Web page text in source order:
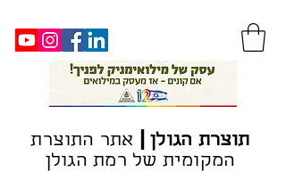
תוצרת הגולן
אתר התוצרת
המקומית של רמת הגולן